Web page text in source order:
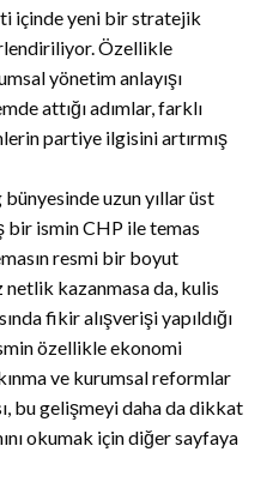
içinde yeni bir stratejik
Özellikle
yönetim anlayışı
attığı adımlar, farklı
partiye ilgisini artırmış
uzun yıllar üst
bir ismin CHP ile temas
resmi bir boyut
netlik kazanmasa da, kulis
fikir alışverişi yapıldığı
özellikle ekonomi
ve kurumsal reformlar
bu gelişmeyi daha da dikkat
okumak için diğer sayfaya